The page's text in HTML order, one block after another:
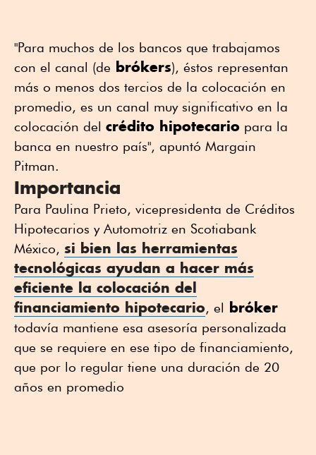
"Para muchos de los bancos que trabajamos
con el canal (de brókers), éstos representan
más o menos dos tercios de la colocación en
promedio, es un canal muy significativo en la
colocación del crédito hipotecario para la
banca en nuestro país", apuntó Margain
Pitman.
Importancia
Para Paulina Prieto, vicepresidenta de Créditos
Hipotecarios y Automotriz en Scotiabank
México, si bien las herramientas
tecnológicas ayudan a hacer más
eficiente la colocación del
financiamiento hipotecario, el bróker
todavía mantiene esa asesoría personalizada
que se requiere en ese tipo de financiamiento,
que por lo regular tiene una duración de 20
años en promedio